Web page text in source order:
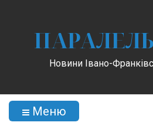
ПАРАЛЕЛЬ
Новини Івано-
Меню